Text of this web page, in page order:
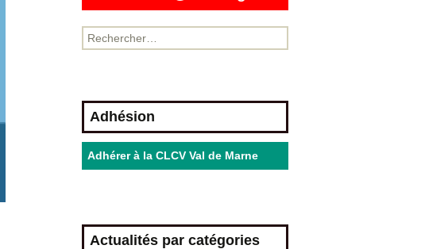
Adhésion
Adhérer à la CLCV Val de Marne
Actualités par catégories